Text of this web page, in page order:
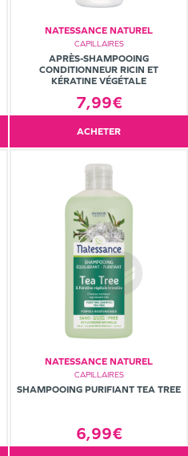
NATESSANCE NATUREL
CAPILLAIRES
APRÈS-SHAMPOOING
CONDITIONNEUR RICIN ET
KÉRATINE VÉGÉTALE
7,99€
ACHETER
NATESSANCE NATUREL
CAPILLAIRES
SHAMPOOING PURIFIANT TEA TREE
6,99€